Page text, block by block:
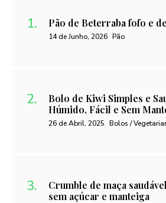
Pão de Beterraba fofo e
14 de Junho, 2026 Pão
Bolo de Kiwi Simples e
Húmido, Fácil e Sem
26 de Abril, 2025 Bolos /
Crumble de maça
sem açúcar e manteiga